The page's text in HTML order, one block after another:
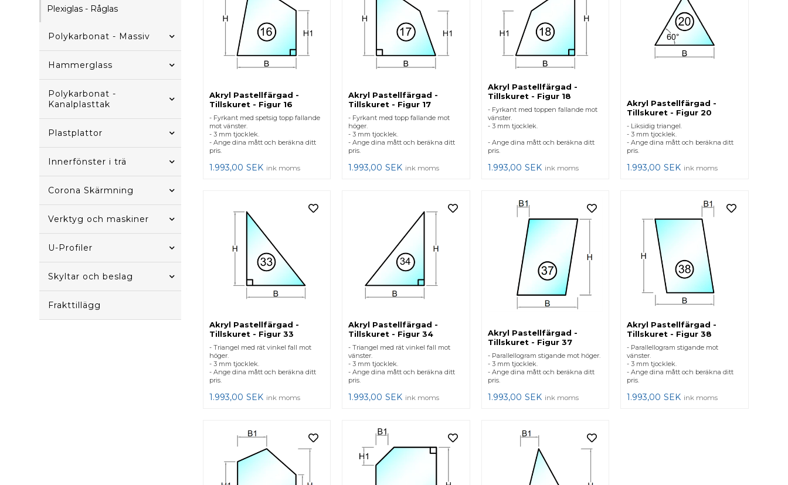
Plexiglas - Råglas
Polykarbonat - Massiv
Hammerglass
Polykarbonat -
Kanalplasttak
Plastplattor
Innerfönster i trä
Corona Skärmning
Verktyg och maskiner
U-Profiler
Skyltar och beslag
Frakttillägg
Akryl Pastellfärgad -
Tillskuret - Figur 16
- Fyrkant med spetsig topp fallande
mot vänster.
- 3 mm tjocklek.
- Ange dina mått och beräkna ditt
pris.
1.993,00 SEK ink moms
Akryl Pastellfärgad -
Tillskuret - Figur 17
- Fyrkant med topp fallande mot
höger.
- 3 mm tjocklek.
- Ange dina mått och beräkna ditt
pris.
1.993,00 SEK ink moms
Akryl Pastellfärgad -
Tillskuret - Figur 18
- Fyrkant med toppen fallande mot
vänster.
- 3 mm tjocklek.
- Ange dina mått och beräkna ditt
pris.
1.993,00 SEK ink moms
Akryl Pastellfärgad -
Tillskuret - Figur 20
- Liksidig triangel.
- 3 mm tjocklek.
- Ange dina mått och beräkna ditt
pris.
1.993,00 SEK ink moms
Akryl Pastellfärgad -
Tillskuret - Figur 33
- Triangel med rät vinkel fall mot
höger.
- 3 mm tjocklek.
- Ange dina mått och beräkna ditt
pris.
1.993,00 SEK ink moms
Akryl Pastellfärgad -
Tillskuret - Figur 34
- Triangel med rät vinkel fall mot
vänster.
- 3 mm tjocklek.
- Ange dina mått och beräkna ditt
pris.
1.993,00 SEK ink moms
Akryl Pastellfärgad -
Tillskuret - Figur 37
- Parallellogram stigande mot höger.
- 3 mm tjocklek.
- Ange dina mått och beräkna ditt
pris.
1.993,00 SEK ink moms
Akryl Pastellfärgad -
Tillskuret - Figur 38
- Parallellogram stigande mot
vänster.
- 3 mm tjocklek.
- Ange dina mått och beräkna ditt
pris.
1.993,00 SEK ink moms